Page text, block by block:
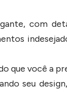
com
que você a
seu